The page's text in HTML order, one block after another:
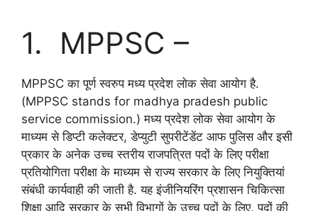
1. MPPSC –
MPPSC का पूर्ण स्वरुप मध्य प्रदेश लोक सेवा आयोग है.
(MPPSC stands for madhya pradesh public
service commission.) मध्य प्रदेश लोक सेवा आयोग के
माध्यम से डिप्टी कलेक्टर, डेप्युटी सुपरीटेंडेंट आफ पुलिस और इसी
प्रकार के अनेक उच्च स्तरीय राजपत्रित पदों के लिए परीक्षा
प्रतियोगिता परीक्षा के माध्यम से राज्य सरकार के लिए नियुक्तियां
संबंधी कार्यवाही की जाती है. यह इंजीनियरिंग प्रशासन चिकित्सा
शिक्षा आदि सरकार के सभी विभागों के उच्च पदों के लिए, पदों की